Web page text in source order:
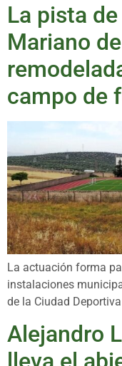
La pista
Mariano
campo de
La actuación forma
instalaciones
de la Ciudad Deportiva
Alejandro